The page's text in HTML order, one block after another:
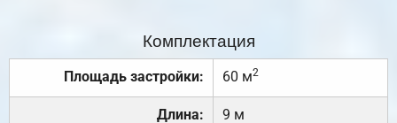
Комплектация
Площадь застройки: 60 м2
Длина: 9 м